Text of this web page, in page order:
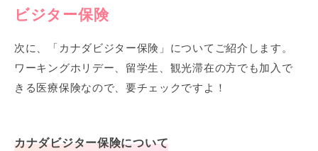
ビジター保険
次に、「カナダビジター保険」についてご紹介します。
ワーキングホリデー、留学生、観光滞在の方でも加入で
きる医療保険なので、要チェックですよ！
カナダビジター保険について